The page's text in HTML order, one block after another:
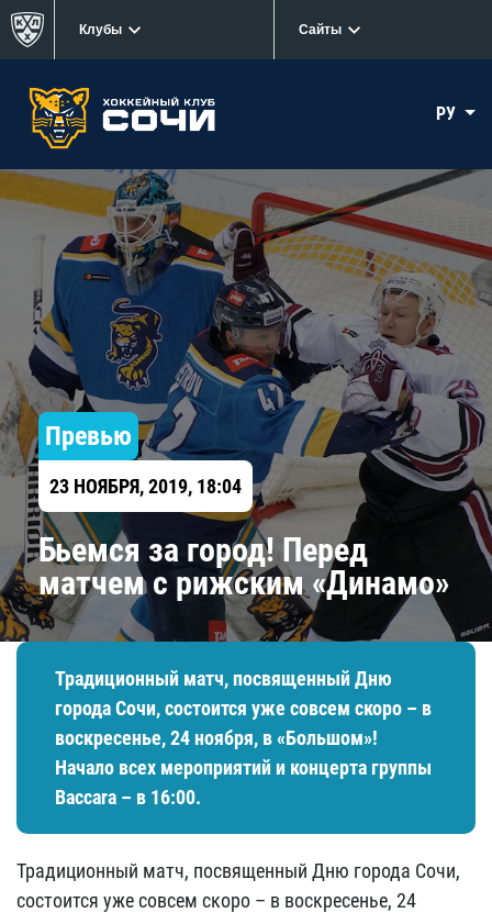
Клубы Сайты
РУ
Превью
23 НОЯБРЯ, 2019, 18:04
​Бьемся за город! Перед
матчем с рижским «Динамо»
Традиционный матч, посвященный Дню
города Сочи, состоится уже совсем скоро – в
воскресенье, 24 ноября, в «Большом»!
Начало всех мероприятий и концерта группы
Baccara – в 16:00.
Традиционный матч, посвященный Дню города Сочи,
состоится уже совсем скоро – в воскресенье, 24